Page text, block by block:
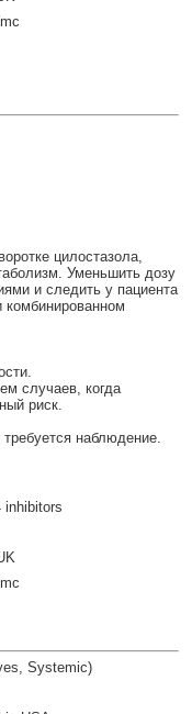
цилостазола,
Уменьшить дозу
и следить у пациента
случаев, когда
риск.
наблюдение.
inhibitors
Systemic)